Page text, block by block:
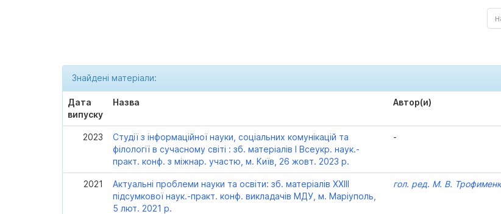
Знайдені матеріали:
Дата
випуску
Назва Автор(и)
2023
Студії з інформаційної науки, соціальних комунікацій та
філології в сучасному світі : зб. матеріалів І Всеукр. наук.-
практ. конф. з міжнар. участю, м. Київ, 26 жовт. 2023 р.
-
2021
Актуальні проблеми науки та освіти: зб. матеріалів XXІІІ
підсумкової наук.-практ. конф. викладачів МДУ, м. Маріуполь,
5 лют. 2021 р.
гол. ред. М. В.